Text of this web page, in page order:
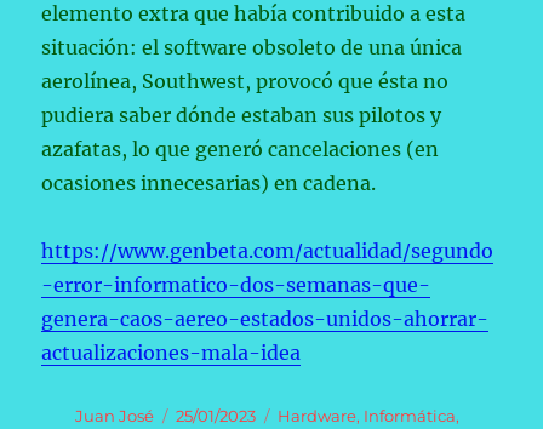
elemento extra que había contribuido a esta
situación: el software obsoleto de una única
aerolínea, Southwest, provocó que ésta no
pudiera saber dónde estaban sus pilotos y
azafatas, lo que generó cancelaciones (en
ocasiones innecesarias) en cadena.
https://www.genbeta.com/actualidad/segundo
-error-informatico-dos-semanas-que-
genera-caos-aereo-estados-unidos-ahorrar-
actualizaciones-mala-idea
Autor
Juan José
Publicado
25/01/2023 Categorías
Hardware, Informática,